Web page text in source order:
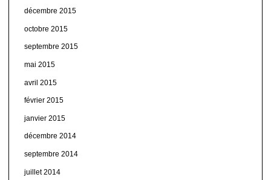
décembre 2015
octobre 2015
septembre 2015
mai 2015
avril 2015
février 2015
janvier 2015
décembre 2014
septembre 2014
juillet 2014